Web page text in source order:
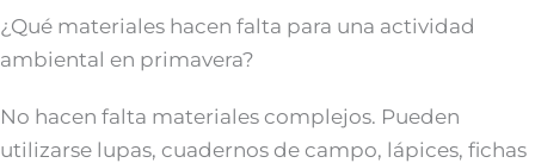
¿Qué materiales hacen falta para una actividad
ambiental en primavera?
No hacen falta materiales complejos. Pueden
utilizarse lupas, cuadernos de campo, lápices, fichas